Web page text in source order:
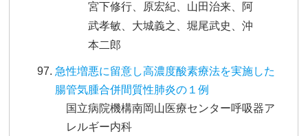
宮下修行、原宏紀、山田治来、阿
武孝敏、大城義之、堀尾武史、沖
本二郎
急性増悪に留意し高濃度酸素療法を実施した
腸管気腫合併間質性肺炎の１例
国立病院機構南岡山医療センター呼吸器ア
レルギー内科